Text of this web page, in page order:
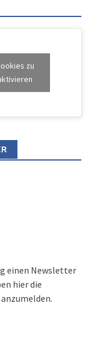
zu
einen Newsletter
hier die